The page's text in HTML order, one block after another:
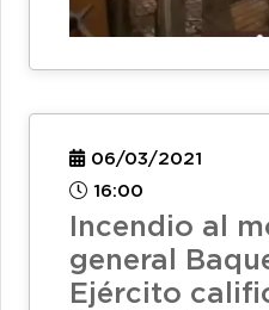
06/03/2021
16:00
Incendio al
general
Ejército